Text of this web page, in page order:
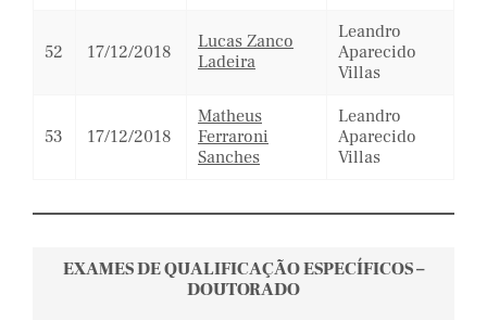
52 17/12/2018
Lucas Zanco
Ladeira
Leandro
Aparecido
Villas
53 17/12/2018
Matheus
Ferraroni
Sanches
Leandro
Aparecido
Villas
EXAMES DE QUALIFICAÇÃO ESPECÍFICOS –
DOUTORADO